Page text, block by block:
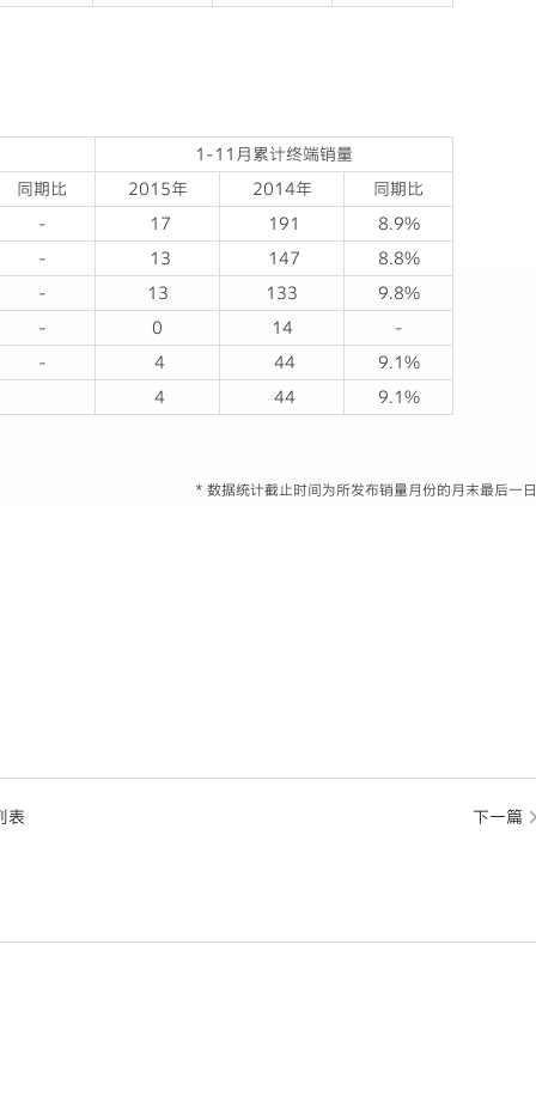
1-11月累计终端销量
同期比 2015年 2014年
同期比
- 17 191 8.9%
- 13 147
8.8%
- 13 133
9.8%
- 0 14 -
- 4 44
9.1%
4 44 9.1%
* 数据统计截止时间为所发布销量月份的月末最后一日
表 下一篇